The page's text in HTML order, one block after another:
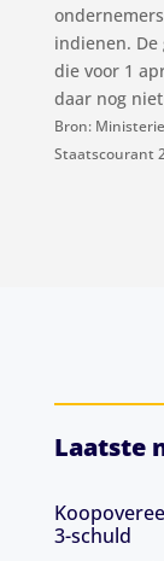
indienen. De
die voor 1
daar nog
Bron:
Staatscourant
Laatste
3-schuld